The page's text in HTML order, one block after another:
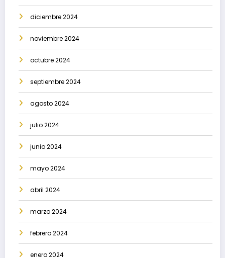
diciembre 2024
noviembre 2024
octubre 2024
septiembre 2024
agosto 2024
julio 2024
junio 2024
mayo 2024
abril 2024
marzo 2024
febrero 2024
enero 2024